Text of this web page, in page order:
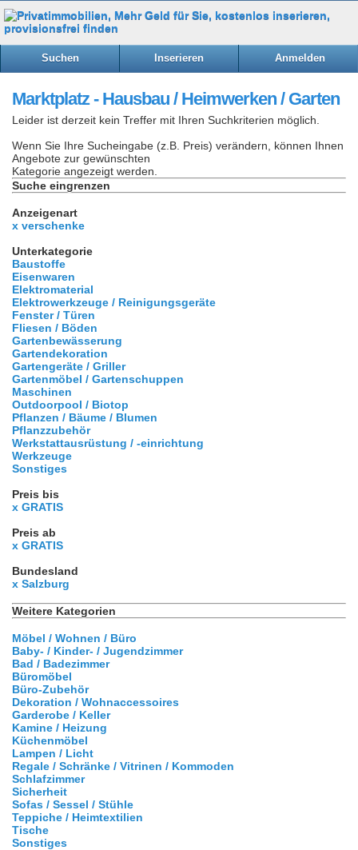
Suchen Inserieren Anmelden
Marktplatz - Hausbau / Heimwerken / Garten
Leider ist derzeit kein Treffer mit Ihren Suchkriterien möglich.
Wenn Sie Ihre Sucheingabe (z.B. Preis) verändern, können Ihnen
Angebote zur gewünschten
Kategorie angezeigt werden.
Suche eingrenzen
Anzeigenart
x verschenke
Unterkategorie
Baustoffe
Eisenwaren
Elektromaterial
Elektrowerkzeuge / Reinigungsgeräte
Fenster / Türen
Fliesen / Böden
Gartenbewässerung
Gartendekoration
Gartengeräte / Griller
Gartenmöbel / Gartenschuppen
Maschinen
Outdoorpool / Biotop
Pflanzen / Bäume / Blumen
Pflanzzubehör
Werkstattausrüstung / -einrichtung
Werkzeuge
Sonstiges
Preis bis
x GRATIS
Preis ab
x GRATIS
Bundesland
x Salzburg
Weitere Kategorien
Möbel / Wohnen / Büro
Baby- / Kinder- / Jugendzimmer
Bad / Badezimmer
Büromöbel
Büro-Zubehör
Dekoration / Wohnaccessoires
Garderobe / Keller
Kamine / Heizung
Küchenmöbel
Lampen / Licht
Regale / Schränke / Vitrinen / Kommoden
Schlafzimmer
Sicherheit
Sofas / Sessel / Stühle
Teppiche / Heimtextilien
Tische
Sonstiges